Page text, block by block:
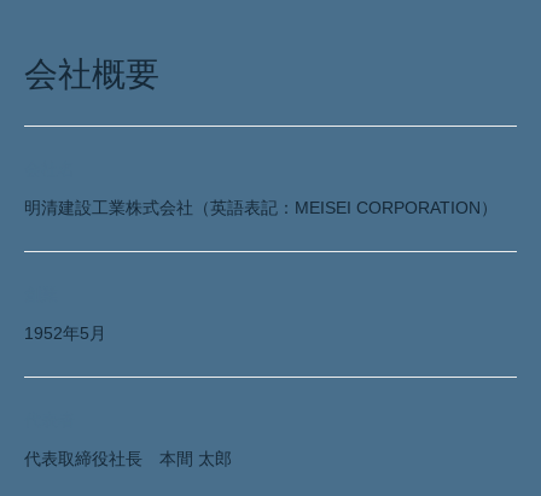
会社概要
明清建設工業株式会社（英語表記：MEISEI CORPORATION）
1952年5月
代表取締役社長 本間 太郎